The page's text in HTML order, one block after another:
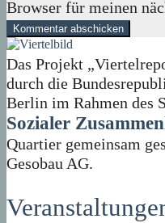
Browser für meinen
Das Projekt
durch die
Berlin im Rahmen des
Sozialer
Quartier gemeinsam
Gesobau AG.